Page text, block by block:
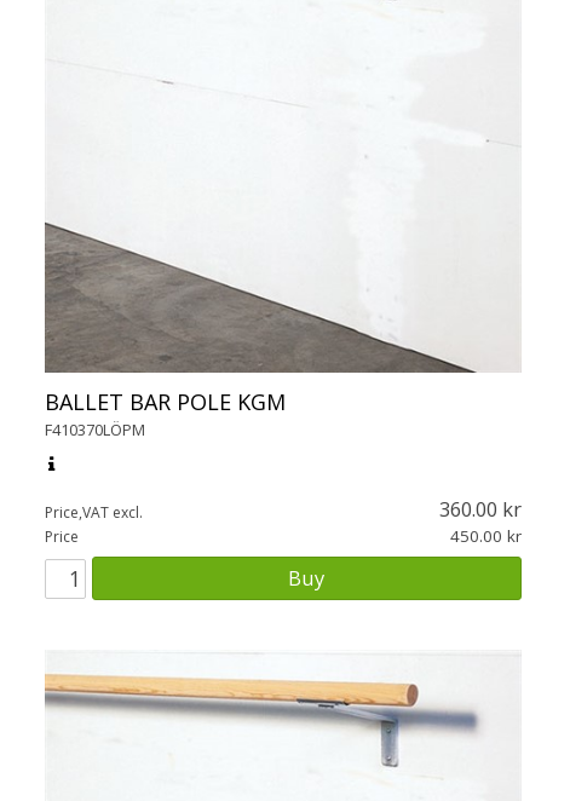
BALLET BAR POLE KGM
F410370LÖPM
Price,VAT excl. 360.00
Price 450.00
Buy